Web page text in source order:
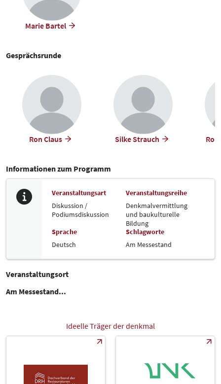
Marie Bartel
Gesprächsrunde
Ron Claus Silke Strauch
Informationen zum Programm
Veranstaltungsart
Diskussion /
Podiumsdiskussion
Veranstaltungsreihe
Denkmalvermittlung
und baukulturelle
Bildung
Sprache
Deutsch
Schlagworte
Am Messestand
Veranstaltungsort
Am Messestand...
Ideelle Träger der denkmal